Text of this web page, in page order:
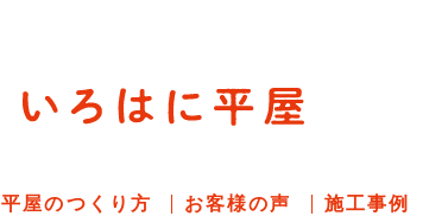
平屋のつくり方 お客様の声 施工事例